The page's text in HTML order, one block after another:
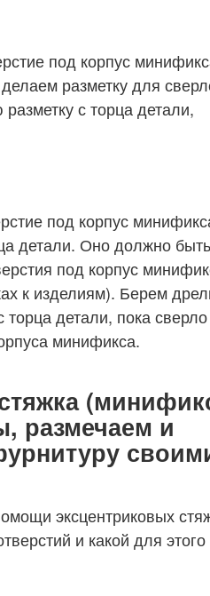
под корпус
разметку для
с торца детали,
под корпус
детали. Оно должно быть
под корпус
к изделиям). Берем
детали, пока
минификса.
размечаем и
эксцентриковых
и какой для этого